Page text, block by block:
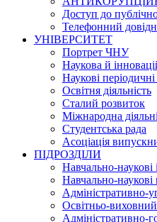
Доступ до
Телефонний
УНІВЕРСИТЕТ
Портрет ЧНУ
Наукова й
Наукові
Освітня діяльність
Сталий розвиток
Міжнародна
Студентська рада
Асоціація
ПІДРОЗДІЛИ
Навчально-наукові
Навчально-наукові
Адміністративно-
Освітньо-
Адміністративно-